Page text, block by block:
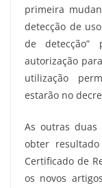
primeira
detecção de
de detecção”
autorização
utilização
estarão no
As outras duas
obter
Certificado de
os novos